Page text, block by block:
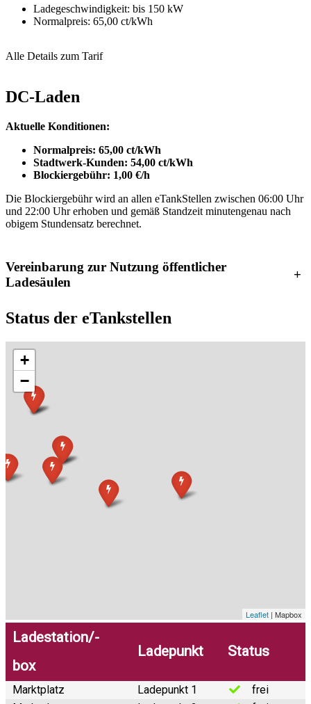
Ladegeschwindigkeit: bis 150 kW
Normalpreis: 65,00 ct/kWh
Alle Details zum Tarif
DC-Laden
Aktuelle Konditionen:
Normalpreis: 65,00 ct/kWh
Stadtwerk-Kunden: 54,00 ct/kWh
Blockiergebühr: 1,00 €/h
Die Blockiergebühr wird an allen eTankStellen zwischen 06:00 Uhr
und 22:00 Uhr erhoben und gemäß Standzeit minutengenau nach
obigem Stundensatz berechnet.
Vereinbarung zur Nutzung öffentlicher
Ladesäulen
+
Status der eTankstellen